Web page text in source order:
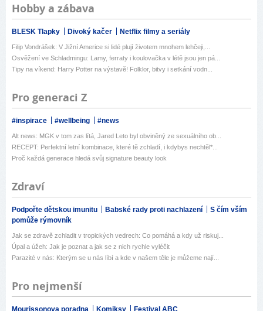
Hobby a zábava
BLESK Tlapky Divoký kačer Netflix filmy a seriály
Filip Vondrášek: V Jižní Americe si lidé plují životem mnohem lehčeji,...
Osvěžení ve Schladmingu: Lamy, ferraty i koulovačka v létě jsou jen pá...
Tipy na víkend: Harry Potter na výstavě! Folklor, bitvy i setkání vodn...
Pro generaci Z
#inspirace #wellbeing #news
Alt news: MGK v tom zas lítá, Jared Leto byl obviněný ze sexuálního ob...
RECEPT: Perfektní letní kombinace, které tě zchladí, i kdybys nechtěl*...
Proč každá generace hledá svůj signature beauty look
Zdraví
Podpořte dětskou imunitu Babské rady proti nachlazení
S čím vším
pomůže rýmovník
Jak se zdravě zchladit v tropických vedrech: Co pomáhá a kdy už riskuj...
Úpal a úžeh: Jak je poznat a jak se z nich rychle vyléčit
Parazité v nás: Kterým se u nás líbí a kde v našem těle je můžeme nají...
Pro nejmenší
Mourissonova poradna Komiksy Festival ABC